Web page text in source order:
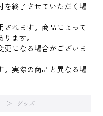
終了させていただく場
れます。商品によって
ます。
になる場合がございま
実際の商品と異なる場
グッズ